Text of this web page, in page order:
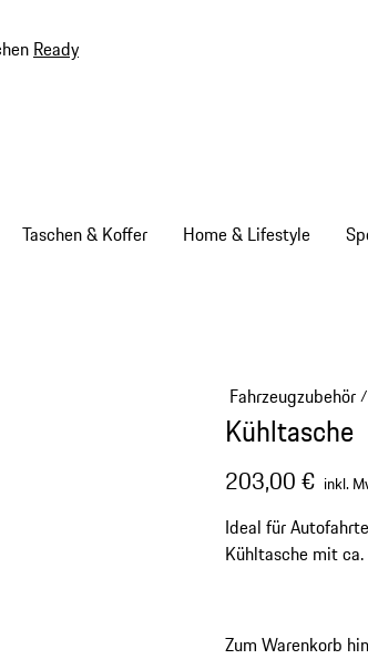
Ready
Taschen & Koffer Home & Lifestyle
Fahrzeugzubehör/
Kühltasche
203,00 € inkl.
Ideal für
Kühltasche mit
verstellbarem
Zum Warenkorb